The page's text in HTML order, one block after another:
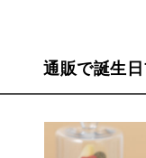
通販で誕生